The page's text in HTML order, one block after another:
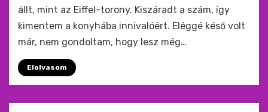
állt, mint az Eiffel-torony. Kiszáradt a szám, így
kimentem a konyhába innivalóért. Eléggé késő volt
már, nem gondoltam, hogy lesz még…
Elolvasom